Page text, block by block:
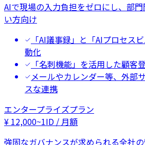
AIで現場の入力負担をゼロにし、部
い方向け
「AI議事録」と「AIプロセス
動化
「名刺機能」を活用した顧客
メールやカレンダー等、外部
スな連携
エンタープライズプラン
¥ 12,000~1ID / 月額
強固なガバナンスが求められる全社